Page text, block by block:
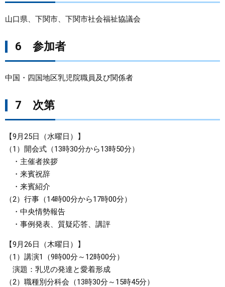
山口県、下関市、下関市社会福祉協議会
6 参加者
中国・四国地区乳児院職員及び関係者
7 次第
【9月25日（水曜日）】
（1）開会式（13時30分から13時50分）
・主催者挨拶
・来賓祝辞
・来賓紹介
（2）行事（14時00分から17時00分）
・中央情勢報告
・事例発表、質疑応答、講評
【9月26日（木曜日）】
（1）講演1（9時00分～12時00分）
演題：乳児の発達と愛着形成
（2）職種別分科会（13時30分～15時45分）